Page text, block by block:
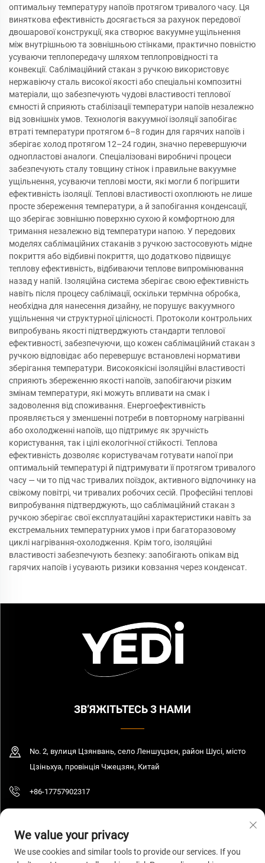
оптимальну температуру напоїв протягом тривалого часу. Ця
виняткова ефективність досягається за рахунок передової
двошарової конструкції, яка створює вакуумне ущільнення
між внутрішньою та зовнішньою стінками, практично повністю
усуваючи теплопередачу шляхом теплопровідності та
конвекції. Саблімаційний стакан з ручкою використовує
нержавіючу сталь високої якості або спеціальні композитні
матеріали, що забезпечують чудові властивості теплової
ємності й сприяють стабілізації температури напоїв незалежно
від зовнішніх умов. Технологія вакуумної ізоляції запобігає
втраті температури протягом 6–8 годин для гарячих напоїв і
зберігає холод протягом 12–24 годин, значно перевершуючи
однопластові аналоги. Спеціалізовані виробничі процеси
забезпечують сталу товщину стінок і правильне вакуумне
ущільнення, усуваючи теплові мости, які могли б погіршити
ефективність ізоляції. Теплові властивості охоплюють не лише
просте збереження температури, а й запобігання конденсації,
що зберігає зовнішню поверхню сухою й комфортною для
тримання незалежно від температури напою. У передових
моделях саблімаційних стаканів з ручкою застосовують мідне
покриття або відбивні покриття, що додатково підвищує
теплову ефективність, відбиваючи теплове випромінювання
назад у напій. Ізоляційна система зберігає свою ефективність
навіть після процесу саблімації, оскільки термічна обробка,
необхідна для нанесення дизайну, не порушує вакуумного
ущільнення чи структурної цілісності. Протоколи контрольних
випробувань якості підтверджують стандарти теплової
ефективності, забезпечуючи, що кожен саблімаційний стакан з
ручкою відповідає або перевершує встановлені нормативи
зберігання температури. Високоякісні ізоляційні властивості
сприяють збереженню якості напоїв, запобігаючи різким
змінам температури, які можуть впливати на смак і
задоволення від споживання. Енергоефективність
проявляється у зменшенні потреби в повторному нагріванні
або охолодженні напоїв, що підтримує як зручність
користування, так і цілі екологічної стійкості. Теплова
ефективність дозволяє користувачам готувати напої при
оптимальній температурі й підтримувати її протягом тривалого
часу — чи то під час тривалих поїздок, активного відпочинку на
свіжому повітрі, чи тривалих робочих сесій. Професійні теплові
випробування підтверджують, що саблімаційний стакан з
ручкою зберігає свої експлуатаційні характеристики навіть за
екстремальних температурних умов і при багаторазовому
циклі нагрівання-охолодження. Крім того, ізоляційні
властивості забезпечують безпеку: запобігають опікам від
гарячих напоїв і усувають ризики ковзання через конденсат.
ЗВ’ЯЖІТЬТЕСЬ З НАМИ
No. 2, вулиця Цзянвань, село Леншуцзєн, район Шусі, місто
Цзіньхуа, провінція Чжецзян, Китай
+86-17757902317
We value your privacy
We use cookies and similar tools to provide our services. If you